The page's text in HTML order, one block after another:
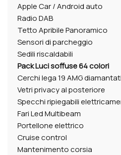
Apple Car / Android auto
Radio DAB
Tetto Apribile Panoramico
Sensori di parcheggio
Sedili riscaldabili
Pack Luci soffuse 64 colori
Cerchi lega 19 AMG
Vetri privacy al posteriore
Specchi ripiegabili
Fari Led Multibeam
Portellone elettrico
Cruise control
Mantenimento corsia